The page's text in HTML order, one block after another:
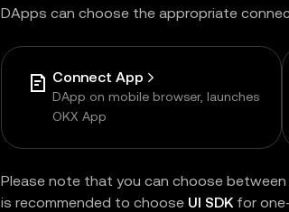
DApps can choose the appropriate
Connect App
DApp on mobile browser, launches
OKX App
Please note that you can choose between
is recommended to choose UI SDKfor